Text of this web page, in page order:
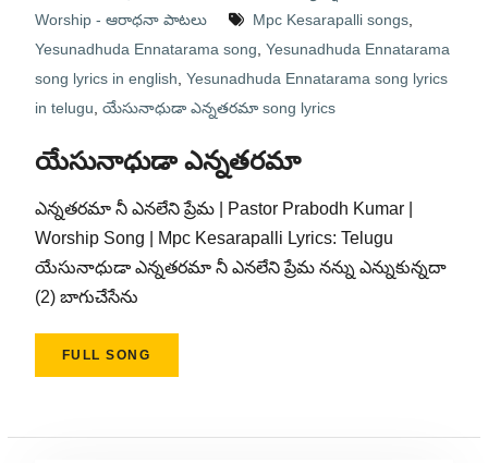
Worship - ఆరాధనా పాటలు
Mpc Kesarapalli songs,
Yesunadhuda Ennatarama song Yesunadhuda Ennatarama
song lyrics in english Yesunadhuda Ennatarama song lyrics
in telugu యేసునాధుడా ఎన్నతరమా song lyrics
యేసునాధుడా ఎన్నతరమా
ఎన్నతరమా నీ ఎనలేని ప్రేమ | Pastor Prabodh Kumar |
Worship Song | Mpc Kesarapalli Lyrics: Telugu
యేసునాధుడా ఎన్నతరమా నీ ఎనలేని ప్రేమ నన్ను ఎన్నుకున్నదా
(2) బాగుచేసేను
FULL SONG